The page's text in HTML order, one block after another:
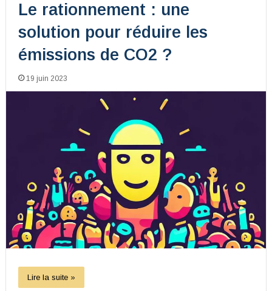
Le rationnement : une
solution pour réduire les
émissions de CO2 ?
19 juin 2023
Lire la suite »